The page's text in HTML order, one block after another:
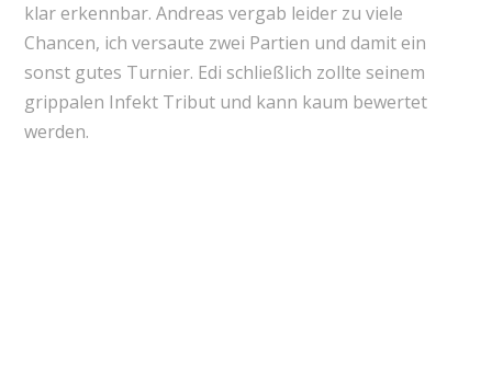
klar erkennbar. Andreas vergab leider zu viele
Chancen, ich versaute zwei Partien und damit ein
sonst gutes Turnier. Edi schließlich zollte seinem
grippalen Infekt Tribut und kann kaum bewertet
werden.